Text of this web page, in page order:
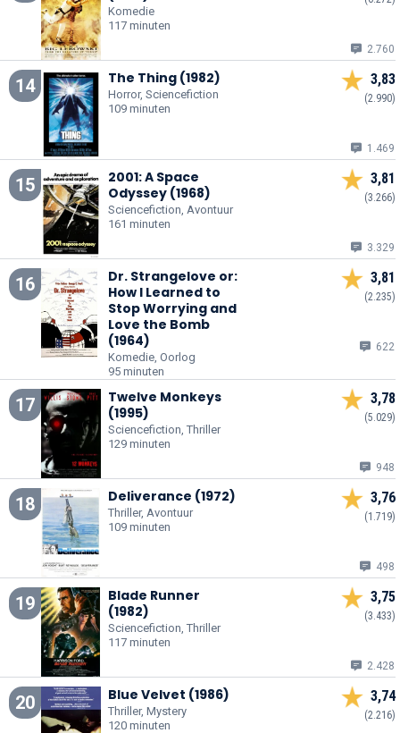
Komedie
117 minuten
2.760
14 The Thing (1982)
Horror, Sciencefiction
109 minuten
3,83
(2.990)
1.469
15
2001: A Space
Odyssey (1968)
Sciencefiction, Avontuur
161 minuten
3,81
(3.266)
3.329
16
Dr. Strangelove or:
How I Learned to
Stop Worrying and
Love the Bomb
(1964)
Komedie, Oorlog
95 minuten
3,81
(2.235)
622
17
Twelve Monkeys
(1995)
Sciencefiction, Thriller
129 minuten
3,78
(5.029)
948
18 Deliverance (1972)
Thriller, Avontuur
109 minuten
3,76
(1.719)
498
19
Blade Runner
(1982)
Sciencefiction, Thriller
117 minuten
3,75
(3.433)
2.428
20 Blue Velvet (1986)
Thriller, Mystery
120 minuten
3,74
(2.216)